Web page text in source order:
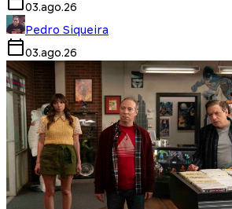
03.ago.26
Pedro Siqueira
03.ago.26